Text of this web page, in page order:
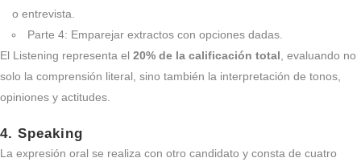
o entrevista.
Parte 4: Emparejar extractos con opciones dadas.
El Listening representa el 20% de la calificación total , evaluando no
solo la comprensión literal, sino también la interpretación de tonos,
opiniones y actitudes.
4. Speaking
La expresión oral se realiza con otro candidato y consta de cuatro